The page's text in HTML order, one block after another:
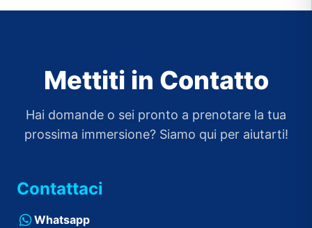
Mettiti in Contatto
Hai domande o sei pronto a prenotare la tua
prossima immersione? Siamo qui per aiutarti!
Contattaci
Whatsapp